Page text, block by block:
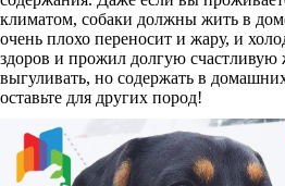
климатом, собаки должны жить в
очень плохо переносит и жару, и
здоров и прожил долгую счастливую
выгуливать, но содержать в
оставьте для других пород!